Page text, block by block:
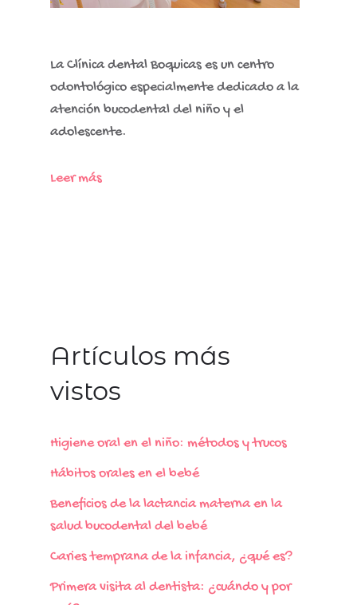
La Clínica dental Boquicas es un centro
odontológico especialmente dedicado a la
atención bucodental del niño y el
adolescente.
Leer más
Artículos más
vistos
Higiene oral en el niño: métodos y trucos
Hábitos orales en el bebé
Beneficios de la lactancia materna en la
salud bucodental del bebé
Caries temprana de la infancia, ¿qué es?
Primera visita al dentista: ¿cuándo y por